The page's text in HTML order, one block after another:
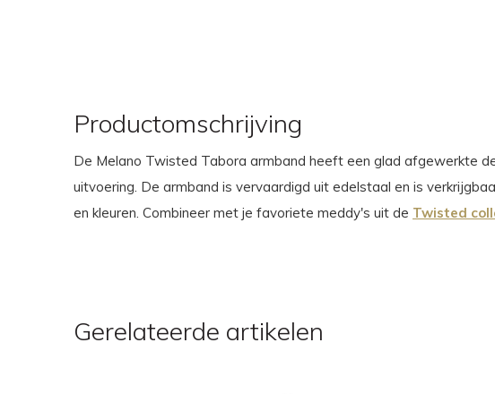
Productomschrijving
De Melano Twisted Tabora armband heeft een glad afgewerkte
uitvoering. De armband is vervaardigd uit edelstaal en is
en kleuren. Combineer met je favoriete meddy's uit de Twisted
Gerelateerde artikelen